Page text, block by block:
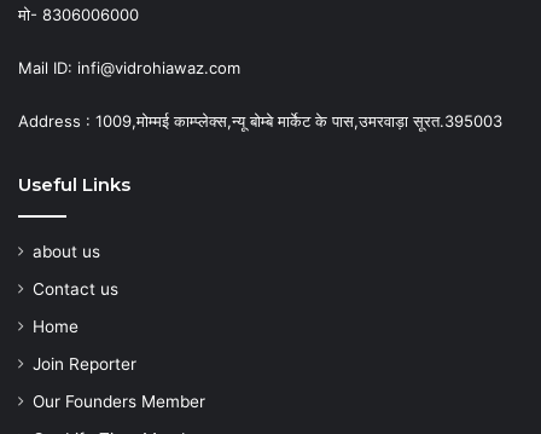
मो- 8306006000
Mail ID: infi@vidrohiawaz.com
Address : 1009,मोम्मई काम्प्लेक्स,न्यू बोम्बे मार्केट के पास,उमरवाड़ा सूरत.395003
Useful Links
about us
Contact us
Home
Join Reporter
Our Founders Member